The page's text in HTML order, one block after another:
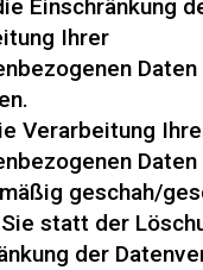
Einschränkung
Ihrer
Daten
Verarbeitung
Daten
geschah/
statt der
der